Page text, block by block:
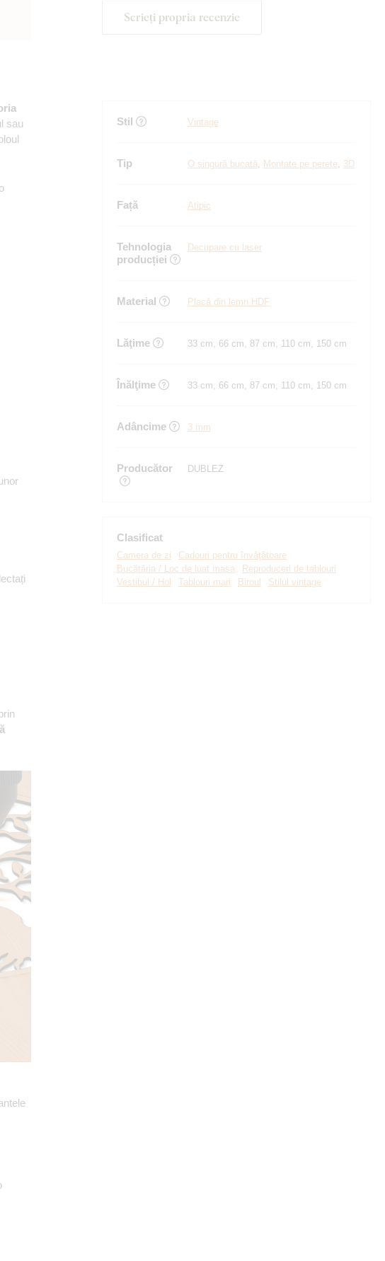
Scrieți propria recenzie
sau
Stil Vintage
Tip O singură bucată, Montate pe perete, 3D
Față Atipic
Tehnologia
producției
Decupare cu laser
Material Placă din lemn HDF
Lăţime 33 cm, 66 cm, 87 cm, 110 cm, 150 cm
Înălţime 33 cm, 66 cm, 87 cm, 110 cm, 150 cm
Adâncime 3 mm
Producător DUBLEZ
Clasificat
Camera de zi
Cadouri pentru învățătoare
Bucătăria / Loc de luat masa
Reproduceri de tablouri
Vestibul / Hol
Tablouri mari Biroul Stilul vintage